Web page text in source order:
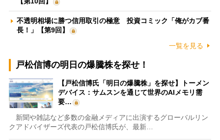
不透明相場に勝つ信用取引の極意 投資コミック「俺がカブ番
長！」【第9回】
一覧を見る
戸松信博の明日の爆騰株を探せ！
【戸松信博氏「明日の爆騰株」を探せ】トーメン
デバイス：サムスンを通じて世界のAIメモリ需
要…
新聞や雑誌など多数の金融メディアに出演するグローバルリン
クアドバイザーズ代表の戸松信博氏が、最新…